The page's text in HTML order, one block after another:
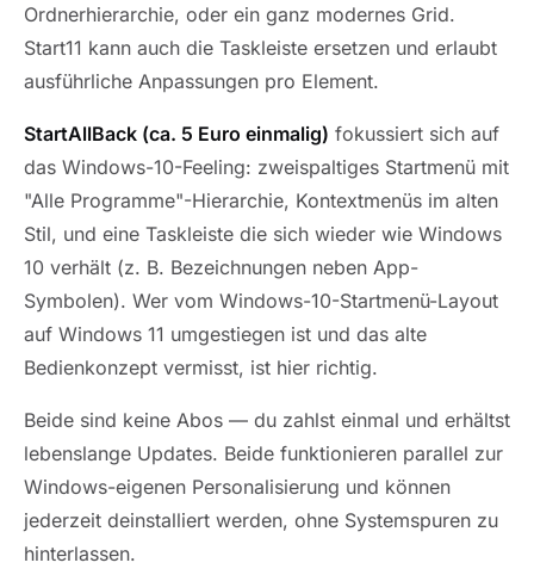
Ordnerhierarchie, oder ein ganz modernes Grid.
Start11 kann auch die Taskleiste ersetzen und erlaubt
ausführliche Anpassungen pro Element.
StartAllBack (ca. 5 Euro einmalig) fokussiert sich auf
das Windows-10-Feeling: zweispaltiges Startmenü mit
"Alle Programme"-Hierarchie, Kontextmenüs im alten
Stil, und eine Taskleiste die sich wieder wie Windows
10 verhält (z. B. Bezeichnungen neben App-
Symbolen). Wer vom Windows-10-Startmenü-Layout
auf Windows 11 umgestiegen ist und das alte
Bedienkonzept vermisst, ist hier richtig.
Beide sind keine Abos — du zahlst einmal und erhältst
lebenslange Updates. Beide funktionieren parallel zur
Windows-eigenen Personalisierung und können
jederzeit deinstalliert werden, ohne Systemspuren zu
hinterlassen.